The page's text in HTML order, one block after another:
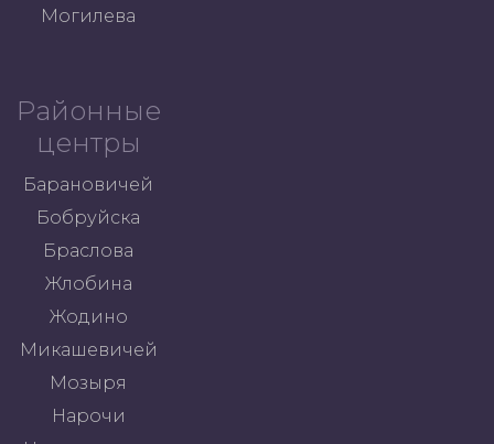
Могилева
Районные
центры
Барановичей
Бобруйска
Браслова
Жлобина
Жодино
Микашевичей
Мозыря
Нарочи